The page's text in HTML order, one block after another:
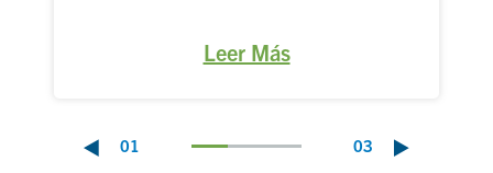
Leer Más
01 03